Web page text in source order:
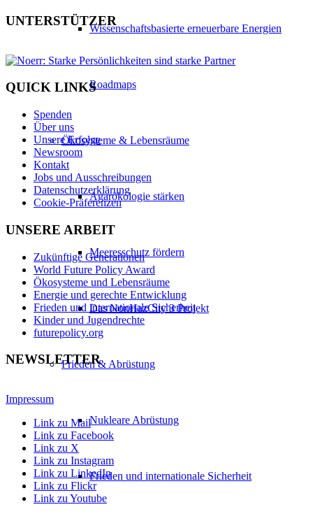
Wissenschaftsbasierte erneuerbare Energien
Roadmaps
Ökosysteme & Lebensräume
Agarökologie stärken
Meeresschutz fördern
Das NonHazCity 3 Projekt
Frieden & Abrüstung
Nukleare Abrüstung
Frieden und internationale Sicherheit
UNTERSTÜTZER
QUICK LINKS
Spenden
Über uns
Unsere Erfolge
Newsroom
Kontakt
Jobs und Ausschreibungen
Datenschutzerklärung
Cookie-Präferenzen
UNSERE ARBEIT
Zukünftige Generationen
World Future Policy Award
Ökosysteme und Lebensräume
Energie und gerechte Entwicklung
Frieden und internationale Sicherheit
Kinder und Jugendrechte
futurepolicy.org
NEWSLETTER
Impressum
Link zu Mail
Link zu Facebook
Link zu X
Link zu Instagram
Link zu LinkedIn
Link zu Flickr
Link zu Youtube